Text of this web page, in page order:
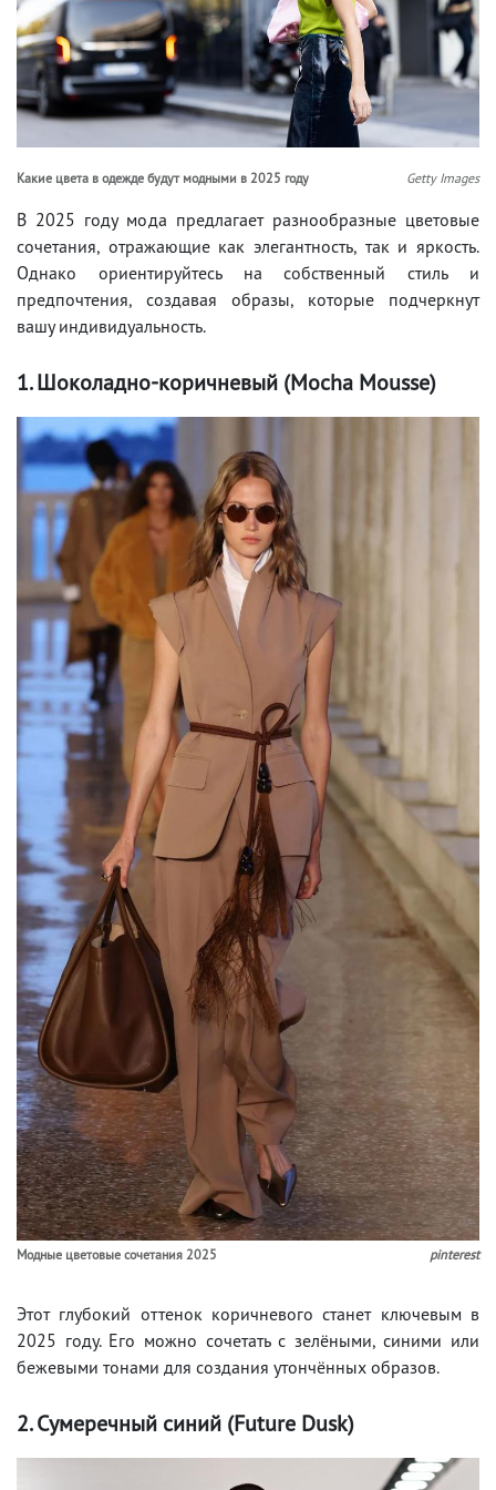
Какие цвета в одежде будут модными в 2025 году Getty Images
В 2025 году мода предлагает разнообразные цветовые
сочетания, отражающие как элегантность, так и яркость.
Однако ориентируйтесь на собственный стиль и
предпочтения, создавая образы, которые подчеркнут
вашу индивидуальность.
1. Шоколадно-коричневый (Mocha Mousse)
Модные цветовые сочетания 2025 pinterest
Этот глубокий оттенок коричневого станет ключевым в
2025 году. Его можно сочетать с зелёными, синими или
бежевыми тонами для создания утончённых образов.
2. Сумеречный синий (Future Dusk)